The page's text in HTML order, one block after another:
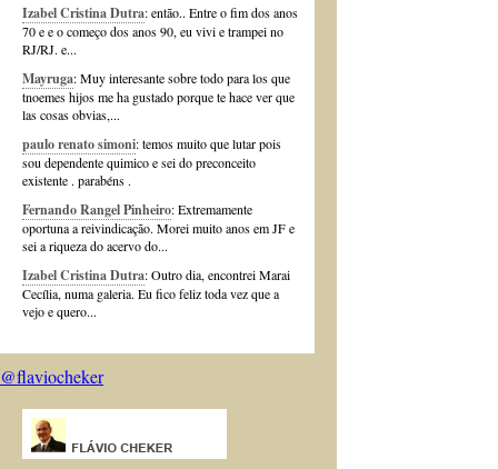
Izabel Cristina Dutra: então.. Entre o fim dos anos
70 e e o começo dos anos 90, eu vivi e trampei no
RJ/RJ. e...
Mayruga: Muy interesante sobre todo para los que
tnoemes hijos me ha gustado porque te hace ver que
las cosas obvias,...
paulo renato simoni: temos muito que lutar pois
sou dependente quimico e sei do preconceito
existente . parabéns .
Fernando Rangel Pinheiro: Extremamente
oportuna a reivindicação. Morei muito anos em JF e
sei a riqueza do acervo do...
Izabel Cristina Dutra: Outro dia, encontrei Marai
Cecília, numa galeria. Eu fico feliz toda vez que a
vejo e quero...
@flaviocheker